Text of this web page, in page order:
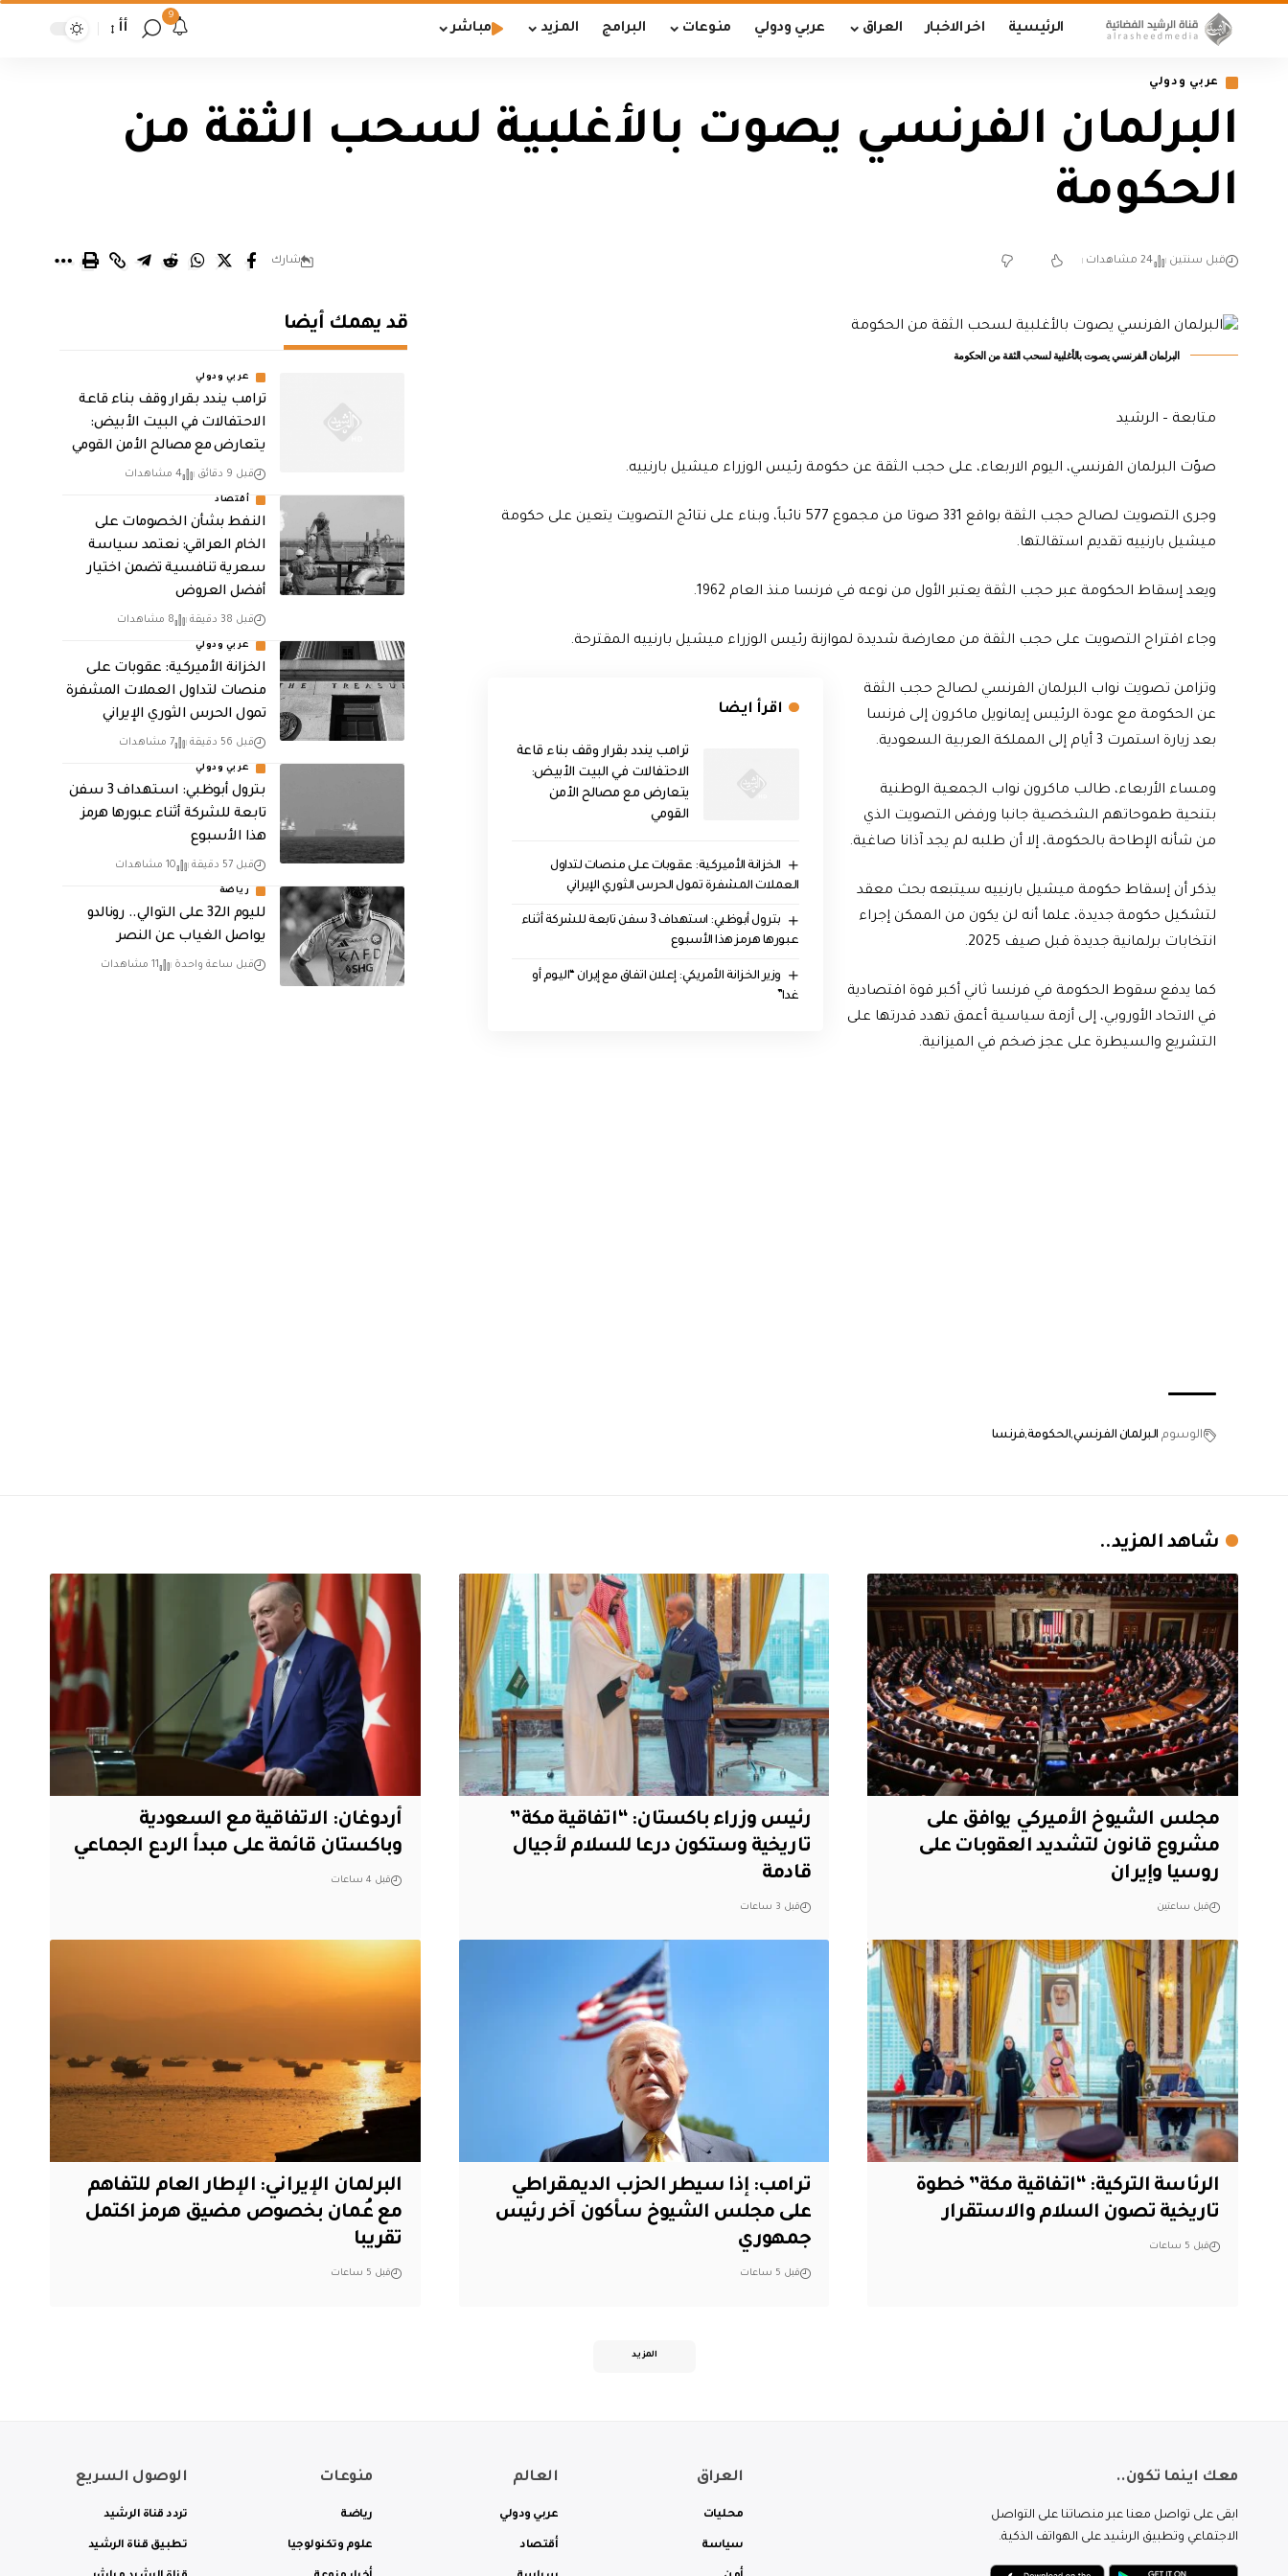
الرئيسية اخر الاخبار العراق عربي ودولي منوعات البرامج المزيد مباشر
9
أأ
عربي ودولي
البرلمان الفرنسي يصوت بالأغلبية لسحب الثقة من
الحكومة
قبل سنتين 24 مشاهدات شارك
البرلمان الفرنسي يصوت بالأغلبية لسحب الثقة من الحكومة
متابعة – الرشيد
صوّت البرلمان الفرنسي، اليوم الاربعاء، على حجب الثقة عن حكومة رئيس الوزراء ميشيل بارنييه.
وجرى التصويت لصالح حجب الثقة بواقع 331 صوتا من مجموع 577 نائباً، وبناء على نتائج التصويت يتعين على حكومة
ميشيل بارنييه تقديم استقالتها.
ويعد إسقاط الحكومة عبر حجب الثقة يعتبر الأول من نوعه في فرنسا منذ العام 1962.
وجاء اقتراح التصويت على حجب الثقة من معارضة شديدة لموازنة رئيس الوزراء ميشيل بارنييه المقترحة.
اقرأ ايضا
ترامب يندد بقرار وقف بناء قاعة
الاحتفالات في البيت الأبيض:
يتعارض مع مصالح الأمن
القومي
الخزانة الأميركية: عقوبات على منصات لتداول
العملات المشفرة تمول الحرس الثوري الإيراني
بترول أبوظبي: استهداف 3 سفن تابعة للشركة أثناء
عبورها هرمز هذا الأسبوع
وزير الخزانة الأمريكي: إعلان اتفاق مع إيران “اليوم أو
غدا”
وتزامن تصويت نواب البرلمان الفرنسي لصالح حجب الثقة
عن الحكومة مع عودة الرئيس إيمانويل ماكرون إلى فرنسا
بعد زيارة استمرت 3 أيام إلى المملكة العربية السعودية.
ومساء الأربعاء، طالب ماكرون نواب الجمعية الوطنية
بتنحية طموحاتهم الشخصية جانبا ورفض التصويت الذي
من شأنه الإطاحة بالحكومة، إلا أن طلبه لم يجد آذانا صاغية.
يذكر أن إسقاط حكومة ميشيل بارنييه سيتبعه بحث معقد
لتشكيل حكومة جديدة، علما أنه لن يكون من الممكن إجراء
انتخابات برلمانية جديدة قبل صيف 2025.
كما يدفع سقوط الحكومة في فرنسا ثاني أكبر قوة اقتصادية
في الاتحاد الأوروبي، إلى أزمة سياسية أعمق تهدد قدرتها على
التشريع والسيطرة على عجز ضخم في الميزانية.
الوسوم البرلمان الفرنسي الحكومة فرنسا
قد يهمك أيضا
عربي ودولي
ترامب يندد بقرار وقف بناء قاعة
الاحتفالات في البيت الأبيض:
يتعارض مع مصالح الأمن القومي
قبل 9 دقائق 4 مشاهدات
أقتصاد
النفط بشأن الخصومات على
الخام العراقي: نعتمد سياسة
سعرية تنافسية تضمن اختيار
أفضل العروض
قبل 38 دقيقة 8 مشاهدات
عربي ودولي
الخزانة الأميركية: عقوبات على
منصات لتداول العملات المشفرة
تمول الحرس الثوري الإيراني
قبل 56 دقيقة 7 مشاهدات
عربي ودولي
بترول أبوظبي: استهداف 3 سفن
تابعة للشركة أثناء عبورها هرمز
هذا الأسبوع
قبل 57 دقيقة 10 مشاهدات
رياضة
لليوم الـ32 على التوالي.. رونالدو
يواصل الغياب عن النصر
قبل ساعة واحدة 11 مشاهدات
شاهد المزيد..
مجلس الشيوخ الأميركي يوافق على
مشروع قانون لتشديد العقوبات على
روسيا وإيران
قبل ساعتين
رئيس وزراء باكستان: “اتفاقية مكة”
تاريخية وستكون درعا للسلام لأجيال
قادمة
قبل 3 ساعات
أردوغان: الاتفاقية مع السعودية
وباكستان قائمة على مبدأ الردع الجماعي
قبل 4 ساعات
الرئاسة التركية: “اتفاقية مكة” خطوة
تاريخية تصون السلام والاستقرار
قبل 5 ساعات
ترامب: إذا سيطر الحزب الديمقراطي
على مجلس الشيوخ سأكون آخر رئيس
جمهوري
قبل 5 ساعات
البرلمان الإيراني: الإطار العام للتفاهم
مع عُمان بخصوص مضيق هرمز اكتمل
تقريبا
قبل 5 ساعات
المزيد
معك اينما تكون..
ابقى على تواصل معنا عبر منصاتنا على التواصل
الاجتماعي وتطبيق الرشيد على الهواتف الذكية.
العراق
محليات
سياسة
العالم
عربي ودولي
أقتصاد
منوعات
رياضة
علوم وتكنولوجيا
الوصول السريع
تردد قناة الرشيد
تطبيق قناة الرشيد